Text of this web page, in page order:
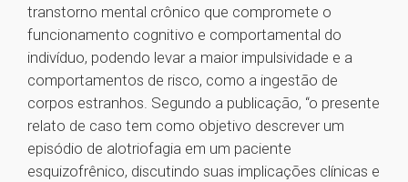
transtorno mental crônico que compromete o
funcionamento cognitivo e comportamental do
indivíduo, podendo levar a maior impulsividade e a
comportamentos de risco, como a ingestão de
corpos estranhos. Segundo a publicação, “o presente
relato de caso tem como objetivo descrever um
episódio de alotriofagia em um paciente
esquizofrênico, discutindo suas implicações clínicas e